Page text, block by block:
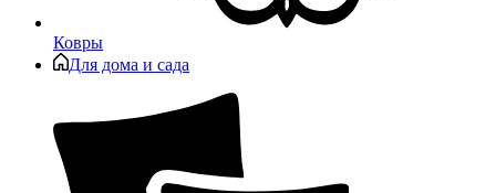
Ковры
Для дома и сада